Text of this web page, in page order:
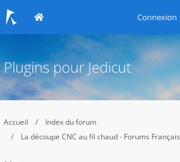
Connexion
Plugins pour Jedicut
Accueil
Index du forum
La découpe CNC au fil chaud - Forums Français